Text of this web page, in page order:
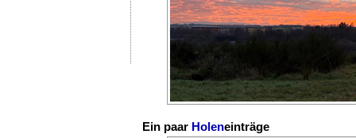
Ein paar Holeneinträge